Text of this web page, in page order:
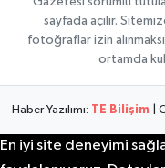
sayfada açılır.
fotoğraflar izin
ortamda
Haber Yazılımı: TE Bilişim |
En iyi site deneyimi